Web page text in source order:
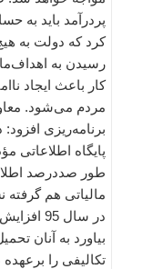
پردرآمد باید
کرد که دولت به
رسیدن به
کار باعث ایجاد
مردم می‌شود.
پایگاه اطلاعاتی
طور صددرصد
مالیاتی هم
در سال
بیاورد به آنان
تکالیفی را